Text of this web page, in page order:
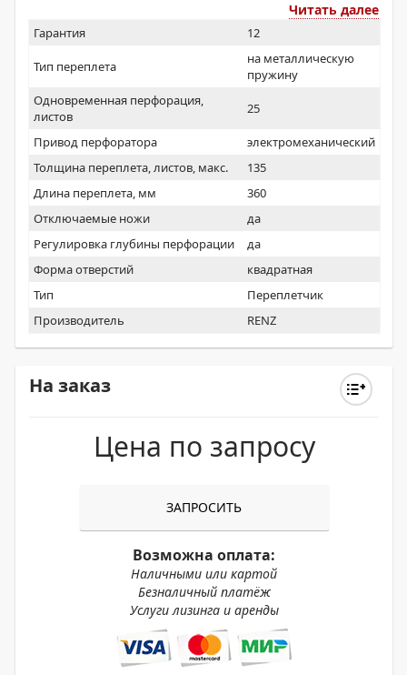
Читать далее
Гарантия 12
Тип переплета
на металлическую
пружину
Одновременная перфорация,
листов
25
Привод перфоратора
электромеханический
Толщина переплета, листов, макс.
135
Длина переплета, мм
360
Отключаемые ножи
да
Регулировка глубины перфорации
да
Форма отверстий
квадратная
Тип
Переплетчик
Производитель
RENZ
На заказ
Цена по запросу
ЗАПРОСИТЬ
Возможна оплата:
Наличными или картой
Безналичный платёж
Услуги лизинга и аренды